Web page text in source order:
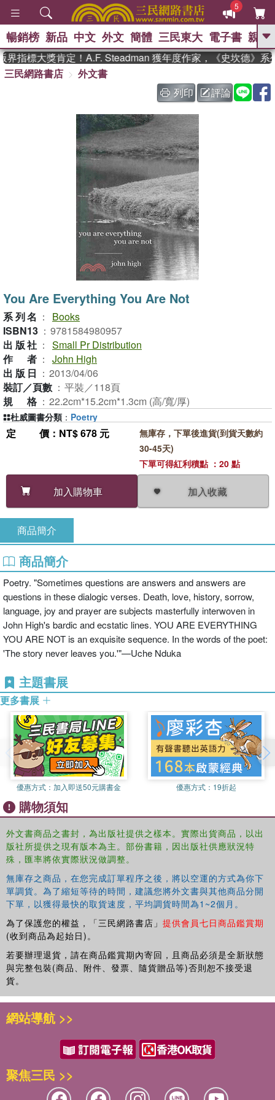
5
GO
、 如果歷史是一群喵 、 暑期
國際布克獎 臺灣漫遊錄 、 方
念華 、 台灣的李登輝時代
孩：黎曼猜想 、 偉大的迷走神經
暢銷榜 新品 中文 外文 簡體 三民東大 電子書 親子
指標大獎肯定！A.F. Steadman 獲年度作家，《史坎德》系
三民網路書店
外文書
列印
評論
You Are Everything You Are Not
系列名 ：
Books
ISBN13 ： 9781584980957
出版社 ： Small Pr Distribution
作者 ： John High
出版日 ： 2013/04/06
裝訂／頁數 ： 平裝／118頁
規格 ： 22.2cm*15.2cm*1.3cm (高/寬/厚)
定價 ：NT$ 678 元
加入購物車 加入收藏
無庫存，下單後進貨(到貨天數約
30-45天)
下單可得紅利積點 ：20 點
杜威圖書分類 ： Poetry
商品簡介
商品簡介
Poetry. "Sometimes questions are answers and answers are
questions in these dialogic verses. Death, love, history, sorrow,
language, joy and prayer are subjects masterfully interwoven in
John High's bardic and ecstatic lines. YOU ARE EVERYTHING
YOU ARE NOT is an exquisite sequence. In the words of the poet:
'The story never leaves you.'"—Uche Nduka
主題書展
更多書展
優惠方式： 加入即送50元購書金 優惠方式： 19折起
購物須知
外文書商品之書封，為出版社提供之樣本。實際出貨商品，以出
版社所提供之現有版本為主。部份書籍，因出版社供應狀況特
殊，匯率將依實際狀況做調整。
無庫存之商品，在您完成訂單程序之後，將以空運的方式為你下
單調貨。為了縮短等待的時間，建議您將外文書與其他商品分開
下單，以獲得最快的取貨速度，平均調貨時間為1~2個月。
為了保護您的權益，「三民網路書店」 提供會員七日商品鑑賞期
(收到商品為起始日)。
若要辦理退貨，請在商品鑑賞期內寄回，且商品必須是全新狀態
與完整包裝(商品、附件、發票、隨貨贈品等)否則恕不接受退
貨。
網站導航 >>
聚焦三民 >>